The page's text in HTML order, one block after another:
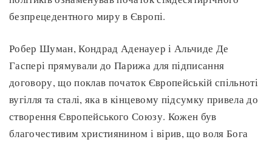
безпрецедентного миру в Європі.
Робер Шуман, Кондрад Аденауер і Альчиде Де
Гаспері прямували до Парижа для підписання
договору, що поклав початок Європейській спільноті
вугілля та сталі, яка в кінцевому підсумку привела до
створення Європейського Союзу. Кожен був
благочестивим християнином і вірив, що воля Бога